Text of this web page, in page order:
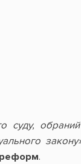
суду,
реформ.